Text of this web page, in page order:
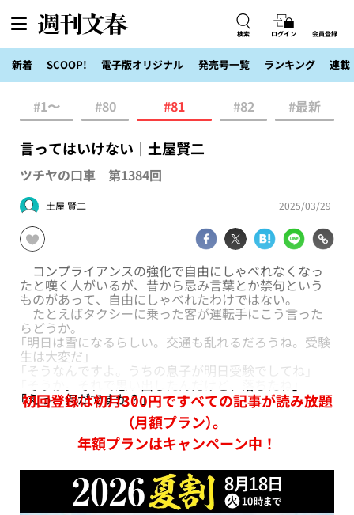
検索 ログイン 会員登録
新着 SCOOP! 電子版オリジナル 発売号一覧 ランキング 連載
#1〜 #80 #81 #82 #最新
言ってはいけない｜土屋賢二
ツチヤの口車 第1384回
土屋 賢二 2025/03/29
コンプライアンスの強化で自由にしゃべれなくなっ
たと嘆く人がいるが、昔から忌み言葉とか禁句という
ものがあって、自由にしゃべれたわけではない。
たとえばタクシーに乗った客が運転手にこう言った
らどうか。
「明日は雪になるらしい。交通も乱れるだろうね。受験
生は大変だ」
「そうなんですよ。うちの息子が明日受験でしてね」
「えっ、何がですか？」
初回登録は初月300円ですべての記事が読み放題
（月額プラン）。
年額プランはキャンペーン中！